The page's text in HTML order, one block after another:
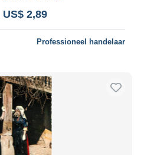
US$ 2,89
Professioneel handelaar